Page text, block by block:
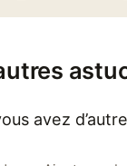
avez